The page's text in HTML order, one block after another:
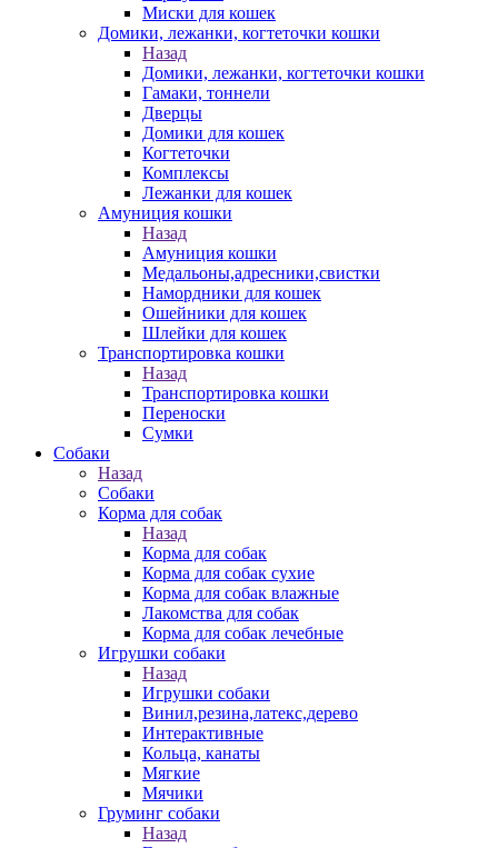
Миски для кошек
Домики, лежанки, когтеточки кошки
Назад
Домики, лежанки, когтеточки кошки
Гамаки, тоннели
Дверцы
Домики для кошек
Когтеточки
Комплексы
Лежанки для кошек
Амуниция кошки
Назад
Амуниция кошки
Медальоны,адресники,свистки
Намордники для кошек
Ошейники для кошек
Шлейки для кошек
Транспортировка кошки
Назад
Транспортировка кошки
Переноски
Сумки
Собаки
Назад
Собаки
Корма для собак
Назад
Корма для собак
Корма для собак сухие
Корма для собак влажные
Лакомства для собак
Корма для собак лечебные
Игрушки собаки
Назад
Игрушки собаки
Винил,резина,латекс,дерево
Интерактивные
Кольца, канаты
Мягкие
Мячики
Груминг собаки
Назад